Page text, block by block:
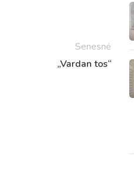
Senesnė
„Vardan tos“